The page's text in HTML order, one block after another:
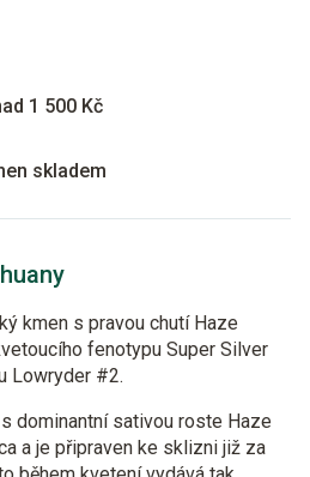
1 500 Kč
skladem
kmen s pravou chutí Haze
fenotypu Super Silver
Lowryder #2.
dominantní sativou roste Haze
a je připraven ke sklizni již za